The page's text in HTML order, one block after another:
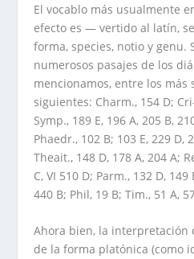
El vocablo más usualmente
efecto es — vertido al latín,
forma, species, notio y genu.
numerosos pasajes de los
mencionamos, entre los más
siguientes: Charm., 154 D;
Symp., 189 E, 196 A, 205 B,
Phaedr., 102 B; 103 E, 229 D,
Theait., 148 D, 178 A, 204 A;
C, VI 510 D; Parm., 132 D, 149
440 B; Phil, 19 B; Tim., 51 A,
Ahora bien, la interpretación
de la forma platónica (como